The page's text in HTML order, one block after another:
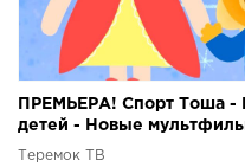
ПРЕМЬЕРА! Спорт Тоша -
детей - Новые
Теремок ТВ